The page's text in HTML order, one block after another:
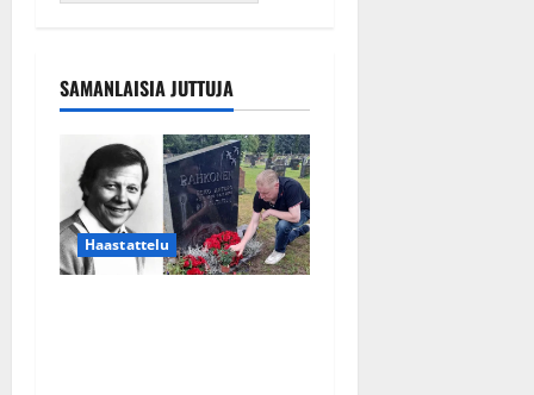
SAMANLAISIA JUTTUJA
Haastattelu